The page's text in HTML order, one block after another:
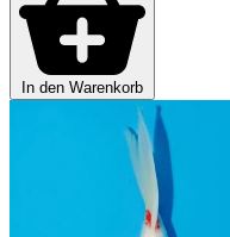
In den Warenkorb